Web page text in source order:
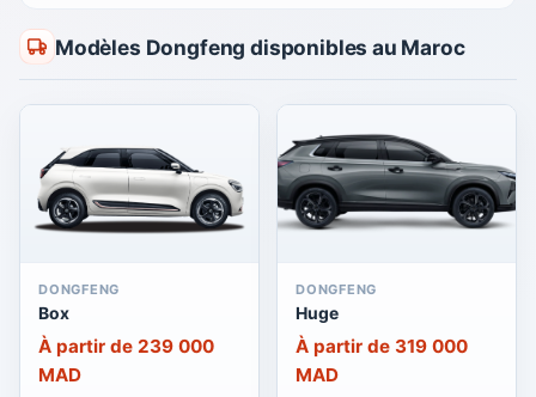
Modèles Dongfeng disponibles au Maroc
DONGFENG
Box
À partir de 239 000
MAD
DONGFENG
Huge
À partir de 319 000
MAD